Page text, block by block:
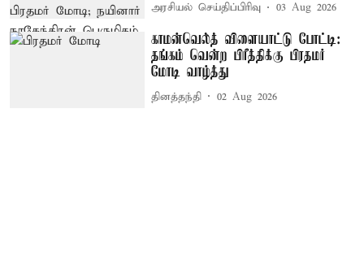
அரசியல் செய்திப்பிரிவு 03 Aug 2026
காமன்வெல்த் விளையாட்டு போட்டி:
தங்கம் வென்ற பிரீத்திக்கு பிரதமர்
மோடி வாழ்த்து
தினத்தந்தி 02 Aug 2026